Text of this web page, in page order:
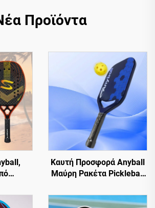
Προϊόντα
για
Καυτή Προσφορά Anyball
Μαύρη Ρακέτα Pickleball
Ινών Άνθρακα T700 Για